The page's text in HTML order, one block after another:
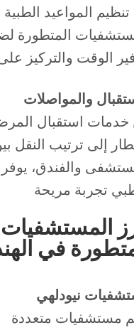
تنظيم المواعيد
المتطورة
والمواصلات
خدمات استقبال
إلى ترتيب النقل
والفندق،
المستشفيات
في
نيودلهي
مستشفيات متعددة